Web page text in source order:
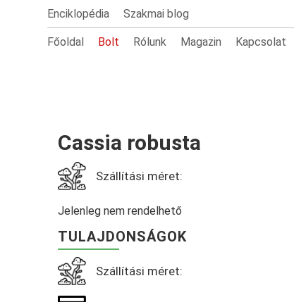
Enciklopédia Szakmai blog
Főoldal Bolt Rólunk Magazin Kapcsolat
Cassia robusta
Szállítási méret:
Jelenleg nem rendelhető
TULAJDONSÁGOK
Szállítási méret: